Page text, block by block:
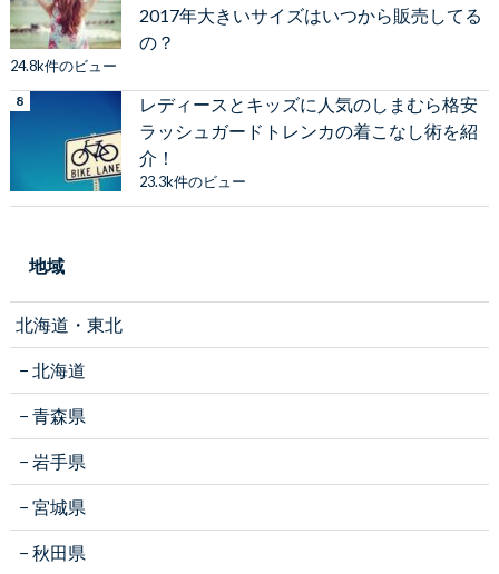
2017年大きいサイズはいつから販売してる
の？
24.8k件のビュー
レディースとキッズに人気のしまむら格安
ラッシュガードトレンカの着こなし術を紹
介！
23.3k件のビュー
地域
北海道・東北
北海道
青森県
岩手県
宮城県
秋田県